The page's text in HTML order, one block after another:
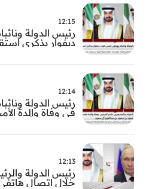
12:15
رئيس الدولة
ديفوار بذكرى
12:14
رئيس الدولة
في وفاة والدة
12:13
رئيس الدولة
خلال اتصال